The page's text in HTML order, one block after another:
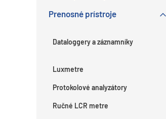
Prenosné prístroje
Dataloggery a záznamníky
Luxmetre
Protokolové analyzátory
Ručné LCR metre